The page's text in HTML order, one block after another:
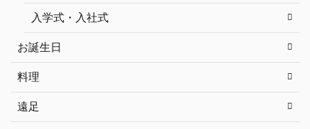
入学式・入社式
お誕生日
料理
遠足